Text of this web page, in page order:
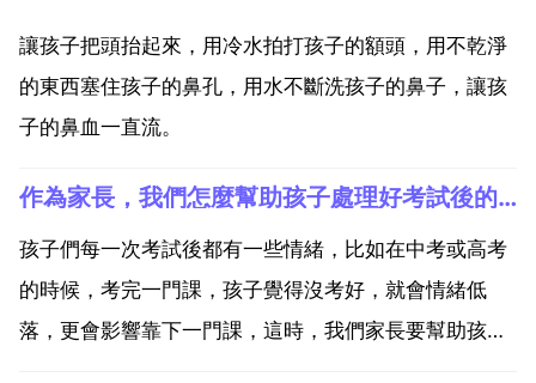
讓孩子把頭抬起來，用冷水拍打孩子的額頭，用不乾淨
的東西塞住孩子的鼻孔，用水不斷洗孩子的鼻子，讓孩
子的鼻血一直流。
作為家長，我們怎麼幫助孩子處理好考試後的情緒
孩子們每一次考試後都有一些情緒，比如在中考或高考
的時候，考完一門課，孩子覺得沒考好，就會情緒低
落，更會影響靠下一門課，這時，我們家長要幫助孩子